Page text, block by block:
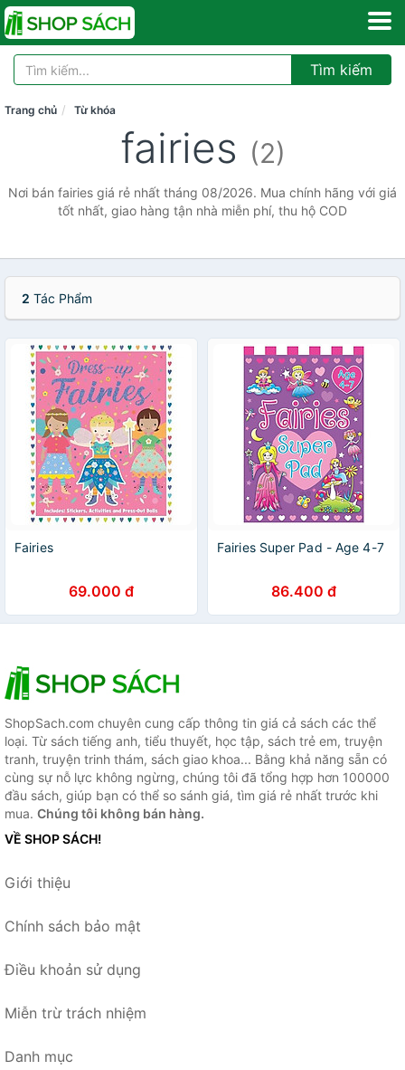
Tìm kiếm
Trang chủ Từ khóa
fairies (2)
Nơi bán fairies giá rẻ nhất tháng 08/2026. Mua chính hãng với giá
tốt nhất, giao hàng tận nhà miễn phí, thu hộ COD
2 Tác Phẩm
Fairies
69.000 đ
Fairies Super Pad - Age 4-7
86.400 đ
ShopSach.com chuyên cung cấp thông tin giá cả sách các thể
loại. Từ sách tiếng anh, tiểu thuyết, học tập, sách trẻ em, truyện
tranh, truyện trinh thám, sách giao khoa... Bằng khả năng sẵn có
cùng sự nỗ lực không ngừng, chúng tôi đã tổng hợp hơn 100000
đầu sách, giúp bạn có thể so sánh giá, tìm giá rẻ nhất trước khi
mua. Chúng tôi không bán hàng.
VỀ SHOP SÁCH!
Giới thiệu
Chính sách bảo mật
Điều khoản sử dụng
Miễn trừ trách nhiệm
Danh mục